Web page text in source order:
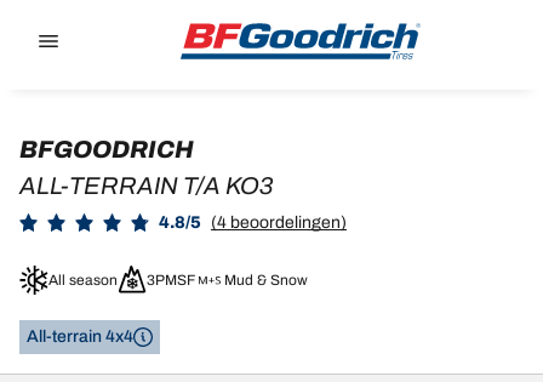
BFGOODRICH
ALL-TERRAIN T/A KO3
4.8/5 (4 beoordelingen)
All season 3PMSF Mud & Snow
All-terrain 4x4